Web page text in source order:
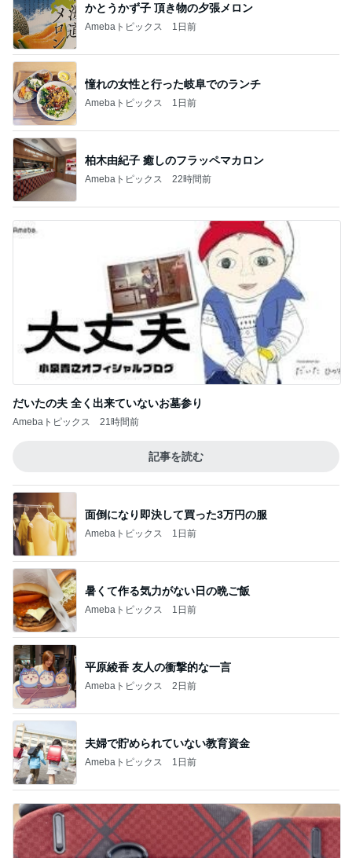
かとうかず子 頂き物の夕張メロン
Amebaトピックス 1日前
憧れの女性と行った岐阜でのランチ
Amebaトピックス 1日前
柏木由紀子 癒しのフラッペマカロン
Amebaトピックス 22時間前
だいたの夫 全く出来ていないお墓参り
Amebaトピックス 21時間前
記事を読む
面倒になり即決して買った3万円の服
Amebaトピックス 1日前
暑くて作る気力がない日の晩ご飯
Amebaトピックス 1日前
平原綾香 友人の衝撃的な一言
Amebaトピックス 2日前
夫婦で貯められていない教育資金
Amebaトピックス 1日前